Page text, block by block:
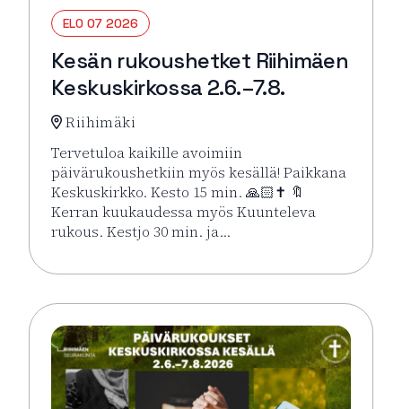
ELO 07 2026
Kesän rukoushetket Riihimäen
Keskuskirkossa 2.6.–7.8.
Riihimäki
Tervetuloa kaikille avoimiin
päivärukoushetkiin myös kesällä! Paikkana
Keskuskirkko. Kesto 15 min. 🙏🏻✝️ 🔖
Kerran kuukaudessa myös Kuunteleva
rukous. Kestjo 30 min. ja…
Lue lisää tapahtumasta Kesän rukoushetket